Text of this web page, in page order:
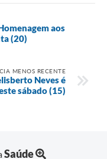
aos
(20)
MENOS RECENTE
Neves é
sábado (15)
Saúde